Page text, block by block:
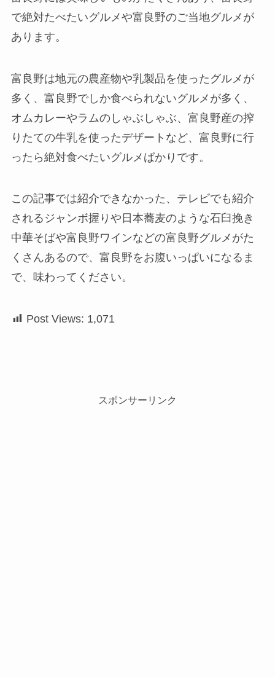
で絶対たべたいグルメや富良野のご当地グルメが
あります。
富良野は地元の農産物や乳製品を使ったグルメが
多く、富良野でしか食べられないグルメが多く、
オムカレーやラムのしゃぶしゃぶ、富良野産の搾
りたての牛乳を使ったデザートなど、富良野に行
ったら絶対食べたいグルメばかりです。
この記事では紹介できなかった、テレビでも紹介
されるジャンボ握りや日本蕎麦のような石臼挽き
中華そばや富良野ワインなどの富良野グルメがた
くさんあるので、富良野をお腹いっぱいになるま
で、味わってください。
Post Views: 1,071
スポンサーリンク